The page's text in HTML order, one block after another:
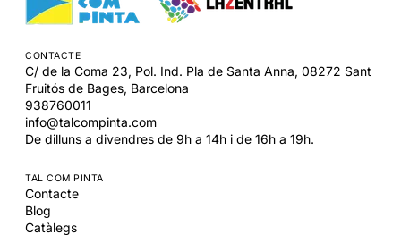
CONTACTE
C/ de la Coma 23, Pol. Ind. Pla de Santa Anna, 08272 Sant
Fruitós de Bages, Barcelona
938760011
info@talcompinta.com
De dilluns a divendres de 9h a 14h i de 16h a 19h.
TAL COM PINTA
Contacte
Blog
Catàlegs